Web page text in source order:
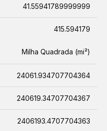
41.55941789999999
415.594179
Milha Quadrada (mi²)
24061.934707704364
240619.34707704367
2406193.4707704363